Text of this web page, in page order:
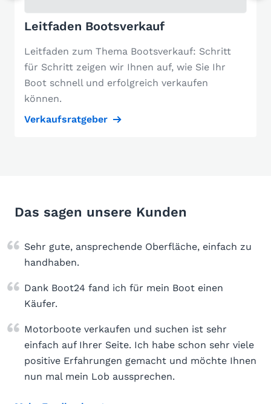
Leitfaden Bootsverkauf
Leitfaden zum Thema Bootsverkauf: Schritt
für Schritt zeigen wir Ihnen auf, wie Sie Ihr
Boot schnell und erfolgreich verkaufen
können.
Verkaufsratgeber
Das sagen unsere Kunden
Sehr gute, ansprechende Oberfläche, einfach zu
handhaben.
Dank Boot24 fand ich für mein Boot einen
Käufer.
Motorboote verkaufen und suchen ist sehr
einfach auf Ihrer Seite. Ich habe schon sehr viele
positive Erfahrungen gemacht und möchte Ihnen
nun mal mein Lob aussprechen.